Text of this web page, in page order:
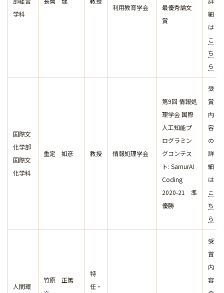
学科
利用教育学会
最優秀論文
賞
細
は
こ
ち
ら
国際文
化学部
国際文
化学科
重定 如彦 教授 情報処理学会
第9回 情報処
理学会 国際
人工知能プ
ログラミン
グコンテス
ト: SamurAI
Coding
2020-21 準
優勝
受
賞
内
容
の
詳
細
は
こ
ち
ら
人間環
竹原 正篤
特
任・
受
賞
内
容